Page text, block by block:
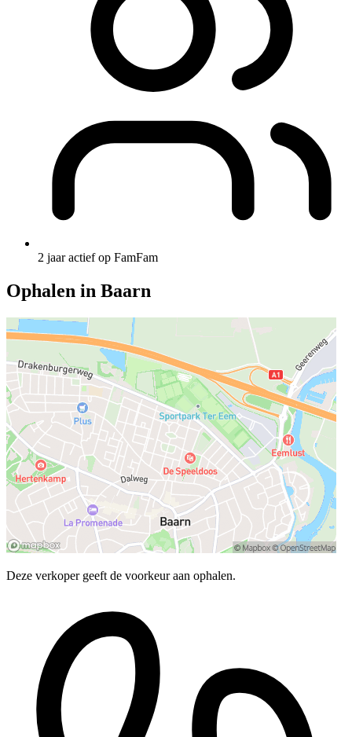
2 jaar actief op FamFam
Ophalen in Baarn
Deze verkoper geeft de voorkeur aan ophalen.